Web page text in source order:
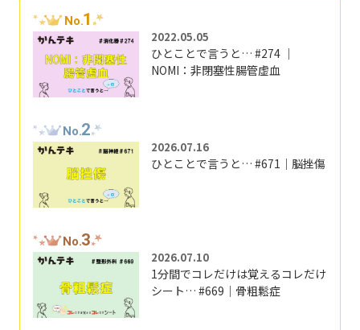
No.1
2022.05.05
ひとことで言うと… #274 ｜
NOMI：非閉塞性腸管虚血
No.2
2026.07.16
ひとことで言うと… #671｜脳挫傷
No.3
2026.07.10
1分間でコレだけは覚えるコレだけ
シート… #669｜骨粗鬆症